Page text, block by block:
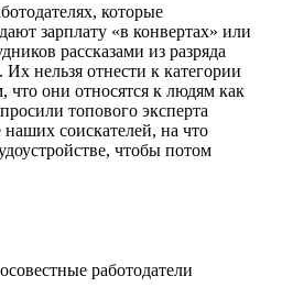
которые
зарплату «в конвертах» или
рассказами из разряда
нельзя отнести к категории
они относятся к людям как
топового эксперта
соискателей, на что
чтобы потом
работодатели